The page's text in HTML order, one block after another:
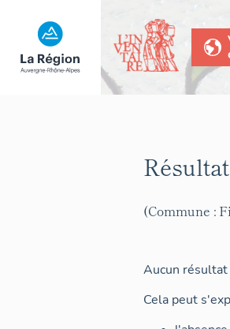
(Commune :
Aucun résultat
Cela peut